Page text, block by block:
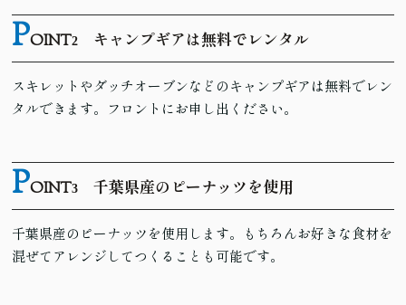
POINT2 キャンプギアは無料でレンタル
スキレットやダッチオーブンなどのキャンプギアは無料でレン
タルできます。フロントにお申し出ください。
POINT3 千葉県産のピーナッツを使用
千葉県産のピーナッツを使用します。もちろんお好きな食材を
混ぜてアレンジしてつくることも可能です。